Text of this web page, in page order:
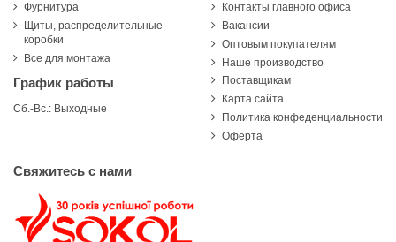
Фурнитура
Щиты, распределительные
коробки
Все для монтажа
График работы
Сб.-Вс.: Выходные
Контакты главного офиса
Вакансии
Оптовым покупателям
Наше производство
Поставщикам
Карта сайта
Политика конфеденциальности
Оферта
Свяжитесь с нами